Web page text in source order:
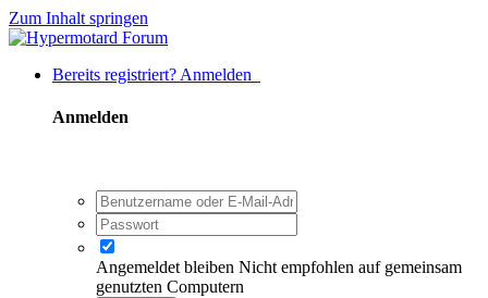
Zum Inhalt springen
Bereits registriert? Anmelden
Anmelden
Angemeldet bleiben Nicht empfohlen auf gemeinsam
genutzten Computern